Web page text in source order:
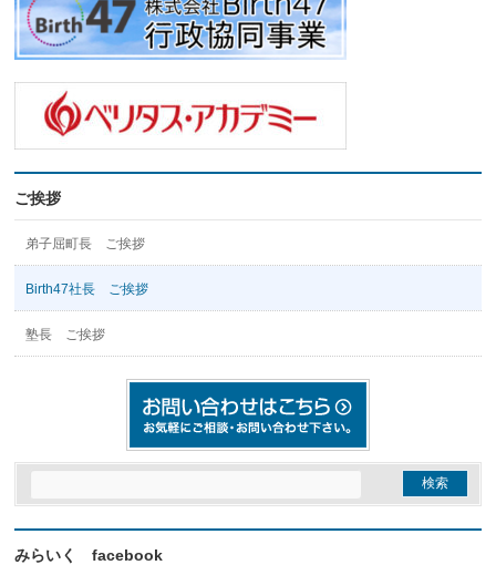
ご挨拶
弟子屈町長 ご挨拶
Birth47社長 ご挨拶
塾長 ご挨拶
みらいく facebook